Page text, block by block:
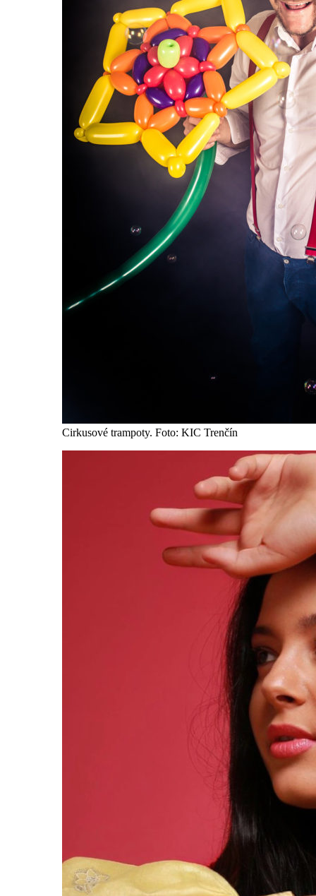
Cirkusové trampoty. Foto: KIC Trenčín